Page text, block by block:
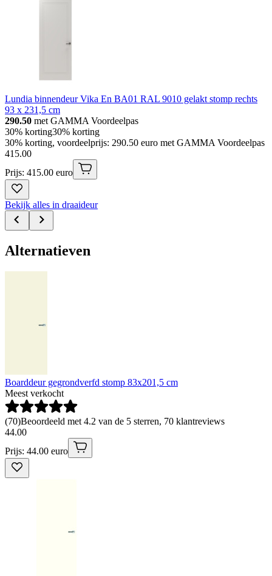
Lundia binnendeur Vika En BA01 RAL 9010 gelakt stomp rechts
93 x 231,5 cm
290.50 met GAMMA Voordeelpas
30% korting30% korting
30% korting, voordeelprijs: 290.50 euro met GAMMA Voordeelpas
415.00
Prijs: 415.00 euro
Bekijk alles in draaideur
Alternatieven
Boarddeur gegrondverfd stomp 83x201,5 cm
Meest verkocht
(70)Beoordeeld met 4.2 van de 5 sterren, 70 klantreviews
44.00
Prijs: 44.00 euro